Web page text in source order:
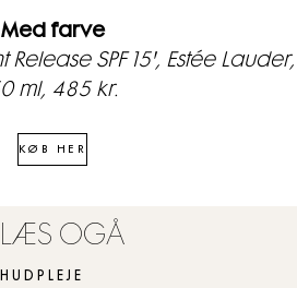
Med farve
SPF 15', Estée Lauder,
ml, 485 kr.
KØB HER
LÆS OGÅ
HUDPLEJE